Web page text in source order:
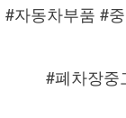
#자동차부품 #
#폐차장중